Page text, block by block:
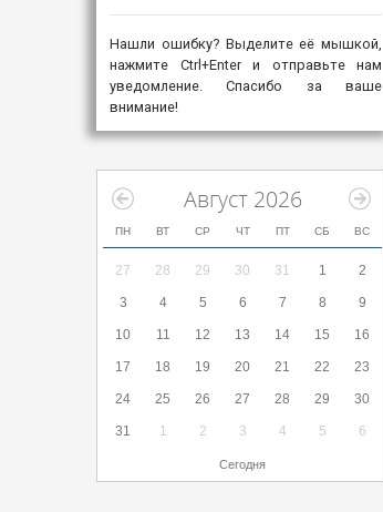
Нашли ошибку? Выделите её мышкой,
нажмите Ctrl+Enter и отправьте нам
уведомление. Спасибо за ваше
внимание!
Август 2026
ПН ВТ СР ЧТ ПТ СБ ВС
27 28 29 30 31 1 2
3 4 5 6 7 8 9
10 11 12 13 14 15 16
17 18 19 20 21 22 23
24 25 26 27 28 29 30
31 1 2 3 4 5 6
Сегодня